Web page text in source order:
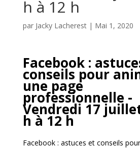
h à 12 h
par Jacky Lacherest| Mai 1, 2020
Facebook :
conseils pour
une page
professionnelle -
Vendredi 17
h à 12 h
Facebook : astuces et conseils